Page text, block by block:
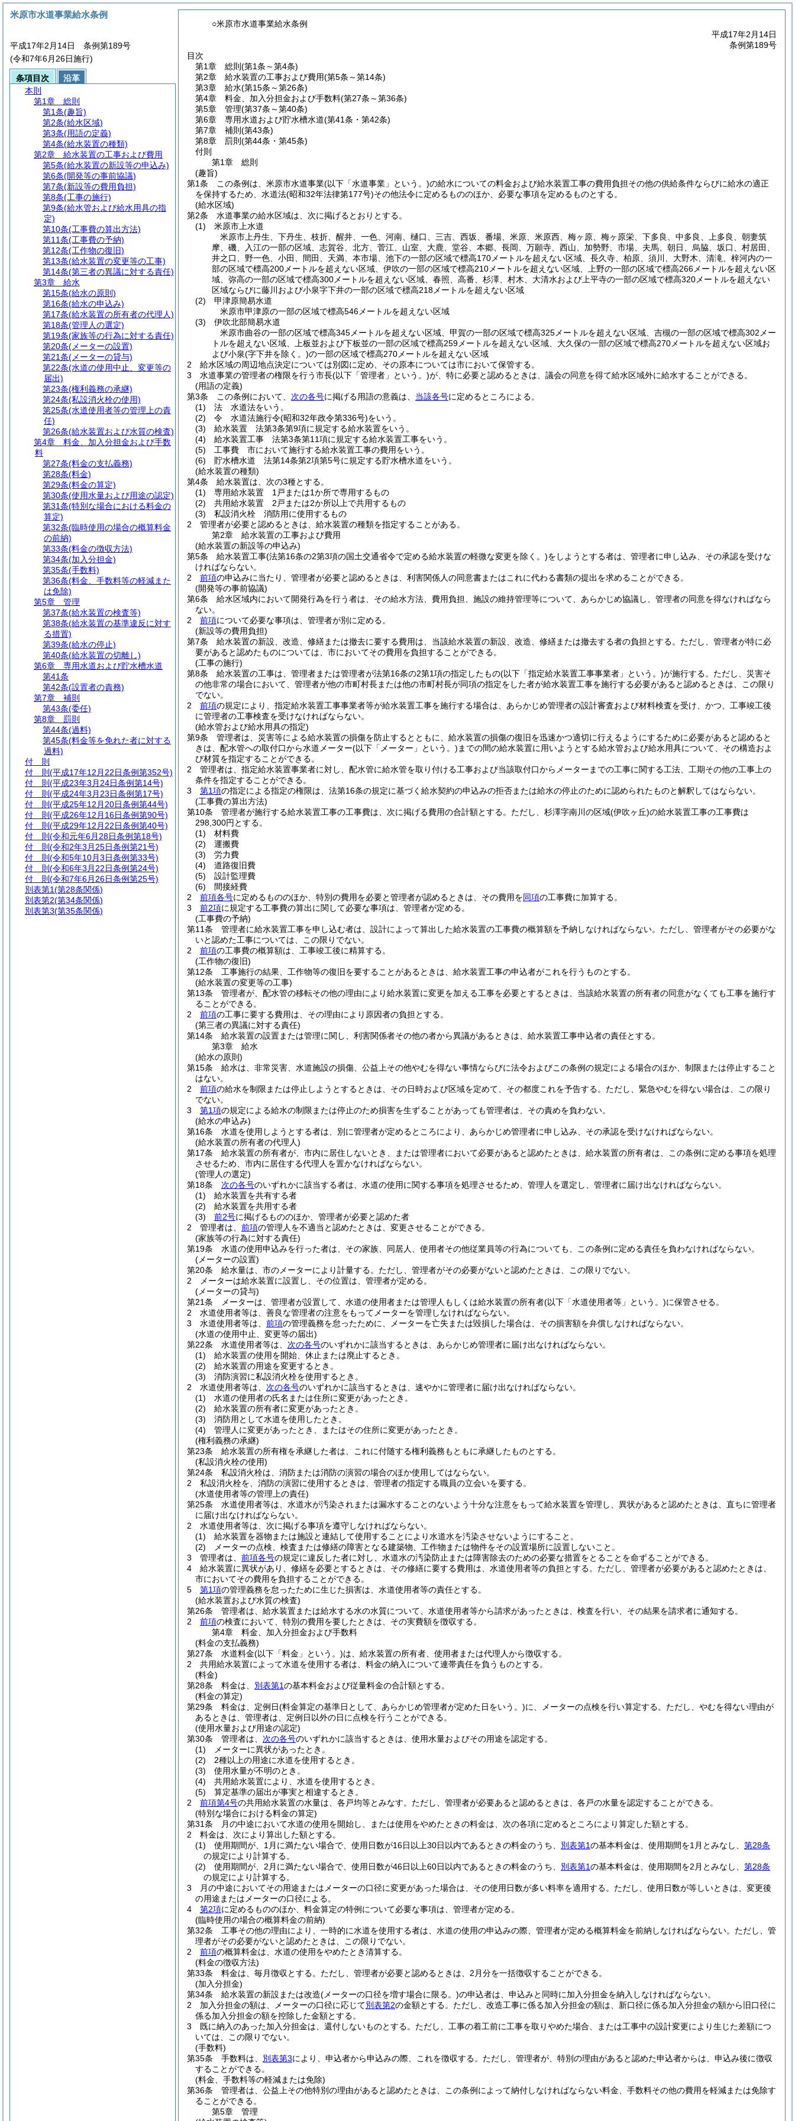
○米原市水道事業給水条例
平成17年2月14日
条例第189号
目次
第1章
総則 (第1条～第4条)
第2章
給水装置の工事および費用(第5条～第14条)
第3章
給水(第15条～第26条)
第4章
料金、加入分担金および手数料(第27条～第36条)
第5章
管理(第37条～第40条)
第6章
専用水道および貯水槽水道(第41条・第42条)
第7章
補則 (第43条)
第8章
罰則 (第44条・第45条)
付則
第1章
総則
(趣旨)
第1条
この条例は、米原市水道事業(以下「水道事業」という。)の給水についての料金および給水装置工事の費用負担その他の供給条件ならびに給水の適正
を保持するため、水道法(昭和32年法律第177号)その他法令に定めるもののほか、必要な事項を定めるものとする。
(給水区域)
第2条
水道事業の給水区域は、次に掲げるとおりとする。
(1)
米原市上水道
米原市上丹生、下丹生、枝折、醒井、一色、河南、樋口、三吉、西坂、番場、米原、米原西、梅ヶ原、梅ヶ原栄、下多良、中多良、上多良、朝妻筑
摩、磯、入江の一部の区域、志賀谷、北方、菅江、山室、大鹿、堂谷、本郷、長岡、万願寺、西山、加勢野、市場、夫馬、朝日、烏脇、坂口、村居田、
井之口、野一色、小田、間田、天満、本市場、池下の一部の区域で標高170メートルを超えない区域、長久寺、柏原、須川、大野木、清滝、梓河内の一
部の区域で標高200メートルを超えない区域、伊吹の一部の区域で標高210メートルを超えない区域、上野の一部の区域で標高266メートルを超えない区
域、弥高の一部の区域で標高300メートルを超えない区域、春照、高番、杉澤、村木、大清水および上平寺の一部の区域で標高320メートルを超えない
区域ならびに藤川および小泉字下井の一部の区域で標高218メートルを超えない区域
(2)
甲津原簡易水道
米原市甲津原の一部の区域で標高546メートルを超えない区域
(3)
伊吹北部簡易水道
米原市曲谷の一部の区域で標高345メートルを超えない区域、甲賀の一部の区域で標高325メートルを超えない区域、吉槻の一部の区域で標高302メー
トルを超えない区域、上板並および下板並の一部の区域で標高259メートルを超えない区域、大久保の一部の区域で標高270メートルを超えない区域お
よび小泉(字下井を除く。)の一部の区域で標高270メートルを超えない区域
2
給水区域の周辺地点決定については別図に定め、その原本については市において保管する。
3
水道事業の管理者の権限を行う市長(以下「管理者」という。)が、特に必要と認めるときは、議会の同意を得て給水区域外に給水することができる。
(用語の定義)
第3条
この条例において、 次の各号に掲げる用語の意義は、 当該各号に定めるところによる。
(1)
法 水道法をいう。
(2)
令 水道法施行令(昭和32年政令第336号)をいう。
(3)
給水装置 法第3条第9項に規定する給水装置をいう。
(4)
給水装置工事 法第3条第11項に規定する給水装置工事をいう。
(5)
工事費 市において施行する給水装置工事の費用をいう。
(6)
貯水槽水道 法第14条第2項第5号に規定する貯水槽水道をいう。
(給水装置の種類)
第4条
給水装置は、次の3種とする。
(1)
専用給水装置 1戸または1か所で専用するもの
(2)
共用給水装置 2戸または2か所以上で共用するもの
(3)
私設消火栓 消防用に使用するもの
2
管理者が必要と認めるときは、給水装置の種類を指定することがある。
第2章
給水装置の工事および費用
(給水装置の新設等の申込み)
第5条
給水装置工事(法第16条の2第3項の国土交通省令で定める給水装置の軽微な変更を除く。)をしようとする者は、管理者に申し込み、その承認を受けな
ければならない。
2
前項の申込みに当たり、管理者が必要と認めるときは、利害関係人の同意書またはこれに代わる書類の提出を求めることができる。
(開発等の事前協議)
第6条
給水区域内において開発行為を行う者は、その給水方法、費用負担、施設の維持管理等について、あらかじめ協議し、管理者の同意を得なければなら
ない。
2
前項について必要な事項は、管理者が別に定める。
(新設等の費用負担)
第7条
給水装置の新設、改造、修繕または撤去に要する費用は、当該給水装置の新設、改造、修繕または撤去する者の負担とする。 ただし、管理者が特に必
要があると認めたものについては、市においてその費用を負担することができる。
(工事の施行)
第8条
給水装置の工事は、管理者または管理者が法第16条の2第1項の指定したもの(以下「指定給水装置工事事業者」という。)が施行する。 ただし、災害そ
の他非常の場合において、管理者が他の市町村長または他の市町村長が同項の指定をした者が給水装置工事を施行する必要があると認めるときは、この限り
でない。
2
前項の規定により、指定給水装置工事事業者等が給水装置工事を施行する場合は、あらかじめ管理者の設計審査および材料検査を受け、かつ、工事竣工後
に管理者の工事検査を受けなければならない。
(給水管および給水用具の指定)
第9条
管理者は、災害等による給水装置の損傷を防止するとともに、給水装置の損傷の復旧を迅速かつ適切に行えるようにするために必要があると認めると
きは、配水管への取付口から水道メーター(以下「メーター」という。) までの間の給水装置に用いようとする給水管および給水用具について、その構造およ
び材質を指定することができる。
2
管理者は、指定給水装置事業者に対し、配水管に給水管を取り付ける工事および当該取付口からメーターまでの工事に関する工法、工期その他の工事上の
条件を指定することができる。
3
第1項の指定による指定の権限は、法第16条の規定に基づく給水契約の申込みの拒否または給水の停止のために認められたものと解釈してはならない。
(工事費の算出方法)
第10条
管理者が施行する給水装置工事の工事費は、次に掲げる費用の合計額とする。 ただし、杉澤字南川の区域(伊吹ヶ丘)の給水装置工事の工事費は
298,300円とする。
(1)
材料費
(2)
運搬費
(3)
労力費
(4)
道路復旧費
(5)
設計監理費
(6)
間接経費
2
前項各号に定めるもののほか、特別の費用を必要と管理者が認めるときは、その費用を同項の工事費に加算する。
3
前2項に規定する工事費の算出に関して必要な事項は、管理者が定める。
(工事費の予納)
第11条
管理者に給水装置工事を申し込む者は、設計によって算出した給水装置の工事費の概算額を予納しなければならない。 ただし、管理者がその必要がな
いと認めた工事については、この限りでない。
2
前項の工事費の概算額は、工事竣工後に精算する。
(工作物の復旧)
第12条
工事施行の結果、工作物等の復旧を要することがあるときは、給水装置工事の申込者がこれを行うものとする。
(給水装置の変更等の工事)
第13条
管理者が、配水管の移転その他の理由により給水装置に変更を加える工事を必要とするときは、当該給水装置の所有者の同意がなくても工事を施行す
ることができる。
2
前項の工事に要する費用は、その理由により原因者の負担とする。
(第三者の異議に対する責任)
第14条
給水装置の設置または管理に関し、利害関係者その他の者から異議があるときは、給水装置工事申込者の責任とする。
第3章
給水
(給水の原則)
第15条
給水は、非常災害、水道施設の損傷、公益上その他やむを得ない事情ならびに法令およびこの条例の規定による場合のほか、制限または停止すること
はない。
2
前項の給水を制限または停止しようとするときは、その日時および区域を定めて、その都度これを予告する。 ただし、緊急やむを得ない場合は、この限り
でない。
3
第1項の規定による給水の制限または停止のため損害を生ずることがあっても管理者は、その責めを負わない。
(給水の申込み)
第16条
水道を使用しようとする者は、別に管理者が定めるところにより、あらかじめ管理者に申し込み、その承認を受けなければならない。
(給水装置の所有者の代理人)
第17条
給水装置の所有者が、市内に居住しないとき、または管理者において必要があると認めたときは、給水装置の所有者は、この条例に定める事項を処理
させるため、市内に居住する代理人を置かなければならない。
(管理人の選定)
第18条
次の各号のいずれかに該当する者は、水道の使用に関する事項を処理させるため、管理人を選定し、管理者に届け出なければならない。
(1)
給水装置を共有する者
(2)
給水装置を共用する者
(3)
前2号に掲げるもののほか、管理者が必要と認めた者
2
管理者は、 前項の管理人を不適当と認めたときは、変更させることができる。
(家族等の行為に対する責任)
第19条
水道の使用申込みを行った者は、その家族、同居人、使用者その他従業員等の行為についても、この条例に定める責任を負わなければならない。
(メーターの設置)
第20条
給水量は、市のメーターにより計量する。 ただし、管理者がその必要がないと認めたときは、この限りでない。
2
メーターは給水装置に設置し、その位置は、管理者が定める。
(メーターの貸与)
第21条
メーターは、管理者が設置して、水道の使用者または管理人もしくは給水装置の所有者(以下「水道使用者等」という。)に保管させる。
2
水道使用者等は、善良な管理者の注意をもってメーターを管理しなければならない。
3
水道使用者等は、 前項の管理義務を怠ったために、メーターを亡失または毀損した場合は、その損害額を弁償しなければならない。
(水道の使用中止、変更等の届出)
第22条
水道使用者等は、 次の各号のいずれかに該当するときは、あらかじめ管理者に届け出なければならない。
(1)
給水装置の使用を開始、休止または廃止するとき。
(2)
給水装置の用途を変更するとき。
(3)
消防演習に私設消火栓を使用するとき。
2
水道使用者等は、 次の各号のいずれかに該当するときは、速やかに管理者に届け出なければならない。
(1)
水道の使用者の氏名または住所に変更があったとき。
(2)
給水装置の所有者に変更があったとき。
(3)
消防用として水道を使用したとき。
(4)
管理人に変更があったとき、またはその住所に変更があったとき。
(権利義務の承継)
第23条
給水装置の所有権を承継した者は、これに付随する権利義務もともに承継したものとする。
(私設消火栓の使用)
第24条
私設消火栓は、消防または消防の演習の場合のほか使用してはならない。
2
私設消火栓を、消防の演習に使用するときは、管理者の指定する職員の立会いを要する。
(水道使用者等の管理上の責任)
第25条
水道使用者等は、水道水が汚染されまたは漏水することのないよう十分な注意をもって給水装置を管理し、異状があると認めたときは、直ちに管理者
に届け出なければならない。
2
水道使用者等は、次に掲げる事項を遵守しなければならない。
(1)
給水装置を器物または施設と連結して使用することにより水道水を汚染させないようにすること。
(2)
メーターの点検、検査または修繕の障害となる建築物、工作物または物件をその設置場所に設置しないこと。
3
管理者は、 前項各号の規定に違反した者に対し、水道水の汚染防止または障害除去のための必要な措置をとることを命ずることができる。
4
給水装置に異状があり、修繕を必要とするときは、その修繕に要する費用は、水道使用者等の負担とする。 ただし、管理者が必要があると認めたときは、
市においてその費用を負担することができる。
5
第1項の管理義務を怠ったために生じた損害は、水道使用者等の責任とする。
(給水装置および水質の検査)
第26条
管理者は、給水装置または給水する水の水質について、水道使用者等から請求があったときは、検査を行い、その結果を請求者に通知する。
2
前項の検査において、特別の費用を要したときは、その実費額を徴収する。
第4章
料金、加入分担金および手数料
(料金の支払義務)
第27条
水道料金(以下「料金」という。)は、給水装置の所有者、使用者または代理人から徴収する。
2
共用給水装置によって水道を使用する者は、料金の納入について連帯責任を負うものとする。
(料金)
第28条
料金は、 別表第1の基本料金および従量料金の合計額とする。
(料金の算定)
第29条
料金は、定例日(料金算定の基準日として、あらかじめ管理者が定めた日をいう。)に、メーターの点検を行い算定する。 ただし、やむを得ない理由が
あるときは、管理者は、定例日以外の日に点検を行うことができる。
(使用水量および用途の認定)
第30条
管理者は、 次の各号のいずれかに該当するときは、使用水量およびその用途を認定する。
(1)
メーターに異状があったとき。
(2)
2種以上の用途に水道を使用するとき。
(3)
使用水量が不明のとき。
(4)
共用給水装置により、水道を使用するとき。
(5)
算定基準の届出が事実と相違するとき。
2
前項第4号の共用給水装置の水量は、各戸均等とみなす。 ただし、管理者が必要あると認めるときは、各戸の水量を認定することができる。
(特別な場合における料金の算定)
第31条
月の中途において水道の使用を開始し、または使用をやめたときの料金は、次の各項に定めるところにより算定した額とする。
2
料金は、次により算出した額とする。
(1)
使用期間が、1月に満たない場合で、使用日数が16日以上30日以内であるときの料金のうち、 別表第1の基本料金は、使用期間を1月とみなし、 第28条
の規定により計算する。
(2)
使用期間が、2月に満たない場合で、使用日数が46日以上60日以内であるときの料金のうち、 別表第1の基本料金は、使用期間を2月とみなし、 第28条
の規定により計算する。
3
月の中途においてその用途またはメーターの口径に変更があった場合は、その使用日数が多い料率を適用する。 ただし、使用日数が等しいときは、変更後
の用途またはメーターの口径による。
4
第2項に定めるもののほか、料金算定の特例について必要な事項は、管理者が定める。
(臨時使用の場合の概算料金の前納)
第32条
工事その他の理由により、一時的に水道を使用する者は、水道の使用の申込みの際、管理者が定める概算料金を前納しなければならない。 ただし、管
理者がその必要がないと認めたときは、この限りでない。
2
前項の概算料金は、水道の使用をやめたとき清算する。
(料金の徴収方法)
第33条
料金は、毎月徴収とする。 ただし、管理者が必要と認めるときは、2月分を一括徴収することができる。
(加入分担金)
第34条
給水装置の新設または改造(メーターの口径を増す場合に限る。)の申込者は、申込みと同時に加入分担金を納入しなければならない。
2
加入分担金の額は、メーターの口径に応じて別表第2の金額とする。 ただし、改造工事に係る加入分担金の額は、新口径に係る加入分担金の額から旧口径に
係る加入分担金の額を控除した金額とする。
3
既に納入のあった加入分担金は、還付しないものとする。 ただし、工事の着工前に工事を取りやめた場合、または工事中の設計変更により生じた差額につ
いては、この限りでない。
(手数料)
第35条
手数料は、 別表第3により、申込者から申込みの際、これを徴収する。 ただし、管理者が、特別の理由があると認めた申込者からは、申込み後に徴収
することができる。
(料金、手数料等の軽減または免除)
第36条
管理者は、公益上その他特別の理由があると認めたときは、この条例によって納付しなければならない料金、手数料その他の費用を軽減または免除す
ることができる。
第5章
管理
米原市水道事業給水条例
平成17年2月14日 条例第189号
(令和7年6月26日施行)
条項目次
沿革
本則
第1章
総則
第1条(趣旨)
第2条(給水区域)
第3条(用語の定義)
第4条(給水装置の種類)
第2章
給水装置の工事および費用
第5条(給水装置の新設等の申込み)
第6条(開発等の事前協議)
第7条(新設等の費用負担)
第8条(工事の施行)
第9条(給水管および給水用具の指
定)
第10条(工事費の算出方法)
第11条(工事費の予納)
第12条(工作物の復旧)
第13条(給水装置の変更等の工事)
第14条(第三者の異議に対する責任)
第3章
給水
第15条(給水の原則)
第16条(給水の申込み)
第17条(給水装置の所有者の代理人)
第18条(管理人の選定)
第19条(家族等の行為に対する責任)
第20条(メーターの設置)
第21条(メーターの貸与)
第22条(水道の使用中止、変更等の
届出)
第23条(権利義務の承継)
第24条(私設消火栓の使用)
第25条(水道使用者等の管理上の責
任)
第26条(給水装置および水質の検査)
第4章
料金、加入分担金および手数
料
第27条(料金の支払義務)
第28条(料金)
第29条(料金の算定)
第30条(使用水量および用途の認定)
第31条(特別な場合における料金の
算定)
第32条(臨時使用の場合の概算料金
の前納)
第33条(料金の徴収方法)
第34条(加入分担金)
第35条(手数料)
第36条(料金、手数料等の軽減また
は免除)
第5章
管理
第37条(給水装置の検査等)
第38条(給水装置の基準違反に対す
る措置)
第39条(給水の停止)
第40条(給水装置の切離し)
第6章
専用水道および貯水槽水道
第41条
第42条(設置者の責務)
第7章
補則
第43条(委任)
第8章
罰則
第44条(過料)
第45条(料金等を免れた者に対する
過料)
付 則
付 則 (平成17年12月22日条例第352号)
付 則 (平成23年3月24日条例第14号)
付 則 (平成24年3月23日条例第17号)
付 則 (平成25年12月20日条例第44号)
付 則 (平成26年12月16日条例第90号)
付 則 (平成29年12月22日条例第40号)
付 則 (令和元年6月28日条例第18号)
付 則 (令和2年3月25日条例第21号)
付 則 (令和5年10月3日条例第33号)
付 則 (令和6年3月22日条例第24号)
付 則 (令和7年6月26日条例第25号)
別表第1(第28条関係)
別表第2(第34条関係)
別表第3(第35条関係)